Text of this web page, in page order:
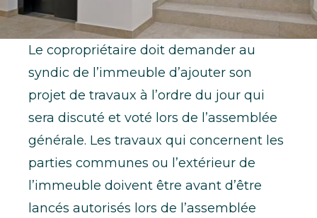
Le copropriétaire doit demander au
syndic de l’immeuble d’ajouter son
projet de travaux à l’ordre du jour qui
sera discuté et voté lors de l’assemblée
générale. Les travaux qui concernent les
parties communes ou l’extérieur de
l’immeuble doivent être avant d’être
lancés autorisés lors de l’assemblée